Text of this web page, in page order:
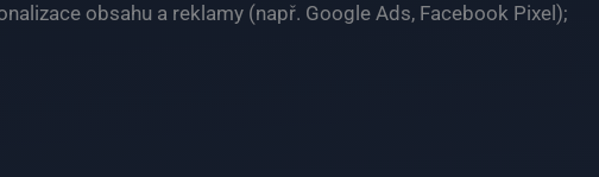
obsahu a reklamy (např. Google Ads, Facebook Pixel);